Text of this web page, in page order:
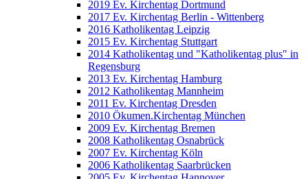
2019 Ev. Kirchentag Dortmund
2017 Ev. Kirchentag Berlin - Wittenberg
2016 Katholikentag Leipzig
2015 Ev. Kirchentag Stuttgart
2014 Katholikentag und "Katholikentag plus" in
Regensburg
2013 Ev. Kirchentag Hamburg
2012 Katholikentag Mannheim
2011 Ev. Kirchentag Dresden
2010 Ökumen.Kirchentag München
2009 Ev. Kirchentag Bremen
2008 Katholikentag Osnabrück
2007 Ev. Kirchentag Köln
2006 Katholikentag Saarbrücken